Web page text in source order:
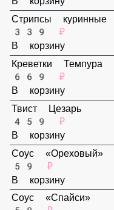
Наггетсы - 6 шт.
299 ₽
В корзину
Стрипсы куринные
339 ₽
В корзину
Креветки Темпура - 6
669 ₽
В корзину
Твист Цезарь
459 ₽
В корзину